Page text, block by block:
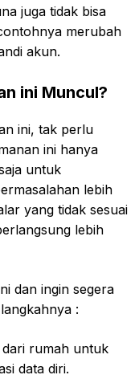
juga tidak bisa
merubah
akun.
ini Muncul?
ini, tak perlu
ini hanya
untuk
lebih
yang tidak sesuai
lebih
dan ingin segera
:
dari rumah untuk
data diri.